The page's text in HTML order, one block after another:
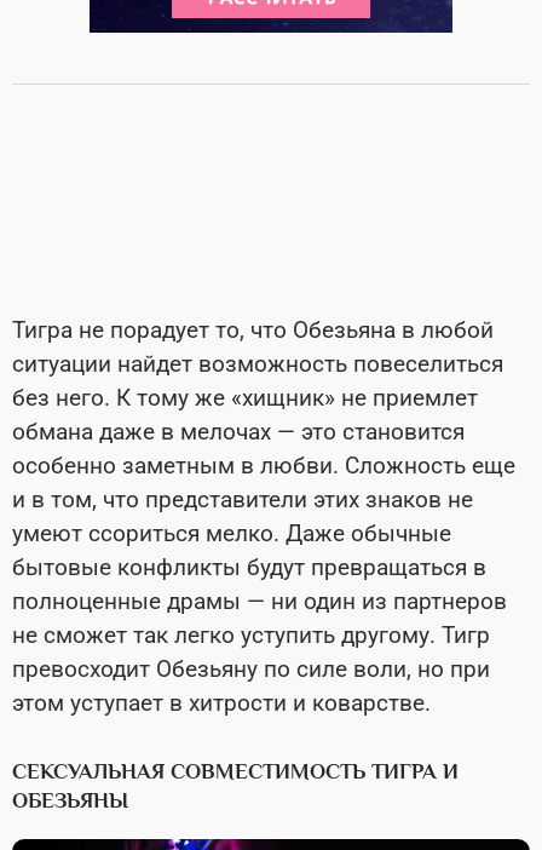
Тигра не порадует то, что Обезьяна в любой
ситуации найдет возможность повеселиться
без него. К тому же «хищник» не приемлет
обмана даже в мелочах — это становится
особенно заметным в любви. Сложность еще
и в том, что представители этих знаков не
умеют ссориться мелко. Даже обычные
бытовые конфликты будут превращаться в
полноценные драмы — ни один из партнеров
не сможет так легко уступить другому. Тигр
превосходит Обезьяну по силе воли, но при
этом уступает в хитрости и коварстве.
СЕКСУАЛЬНАЯ СОВМЕСТИМОСТЬ ТИГРА И
ОБЕЗЬЯНЫ